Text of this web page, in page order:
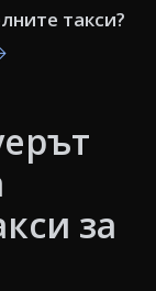
такси?
за